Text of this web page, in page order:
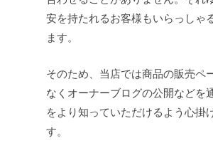
安を持たれるお客様もいらっしゃ
ます。
そのため、当店では商品の販売ペ
なくオーナーブログの公開などを
をより知っていただけるよう心掛
す。